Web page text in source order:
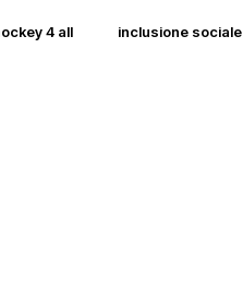
4 all inclusione sociale